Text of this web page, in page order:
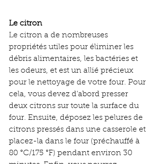
Le citron
Le citron a de nombreuses
propriétés utiles pour éliminer les
débris alimentaires, les bactéries et
les odeurs, et est un allié précieux
pour le nettoyage de votre four. Pour
cela, vous devez d’abord presser
deux citrons sur toute la surface du
four. Ensuite, déposez les pelures de
citrons pressés dans une casserole et
placez-la dans le four (préchauffé à
80 °C/175 °F) pendant environ 30